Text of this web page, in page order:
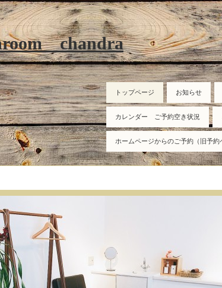
chandra
トップページ お知らせ
カレンダー ご予約空き状況
ホームページからのご予約（旧予約